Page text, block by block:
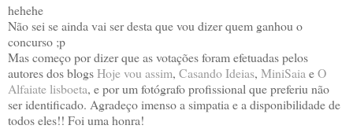
hehehe
Não sei se ainda vai ser desta que vou dizer quem ganhou o
concurso ;p
Mas começo por dizer que as votações foram efetuadas pelos
autores dos blogsHoje vou assim, Casando Ideias, MiniSaia eO
Alfaiate lisboeta, e por um fotógrafo profissional que preferiu não
ser identificado. Agradeço imenso a simpatia e a disponibilidade de
todos eles!! Foi uma honra!